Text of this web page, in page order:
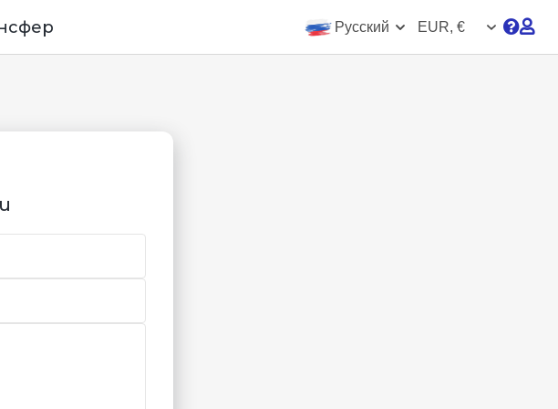
Русский EUR, €